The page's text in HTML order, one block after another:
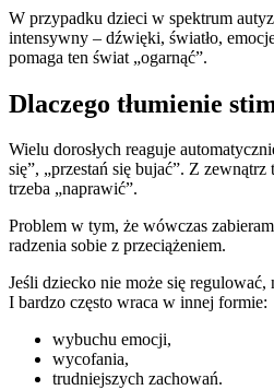
W przypadku dzieci w spektrum
intensywny – dźwięki, światło,
pomaga ten świat „ogarnąć”.
Dlaczego tłumienie
Wielu dorosłych reaguje
się”, „przestań się bujać”. Z
trzeba „naprawić”.
Problem w tym, że wówczas
radzenia sobie z przeciążeniem.
Jeśli dziecko nie może się regulować,
I bardzo często wraca w innej formie:
wybuchu emocji,
wycofania,
trudniejszych zachowań.